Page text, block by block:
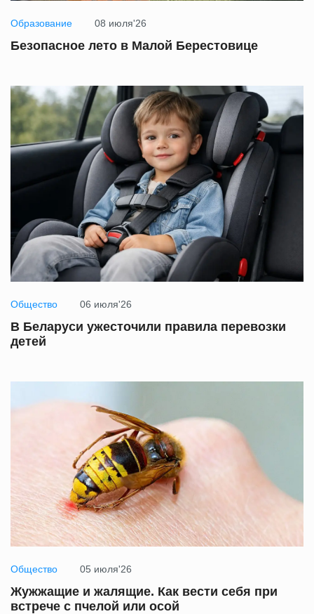
Образование 08 июля'26
Безопасное лето в Малой Берестовице
Общество 06 июля'26
В Беларуси ужесточили правила перевозки
детей
Общество 05 июля'26
Жужжащие и жалящие. Как вести себя при
встрече с пчелой или осой